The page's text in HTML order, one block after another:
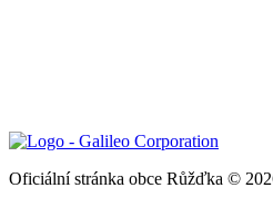
Oficiální stránka obce Růžďka ©